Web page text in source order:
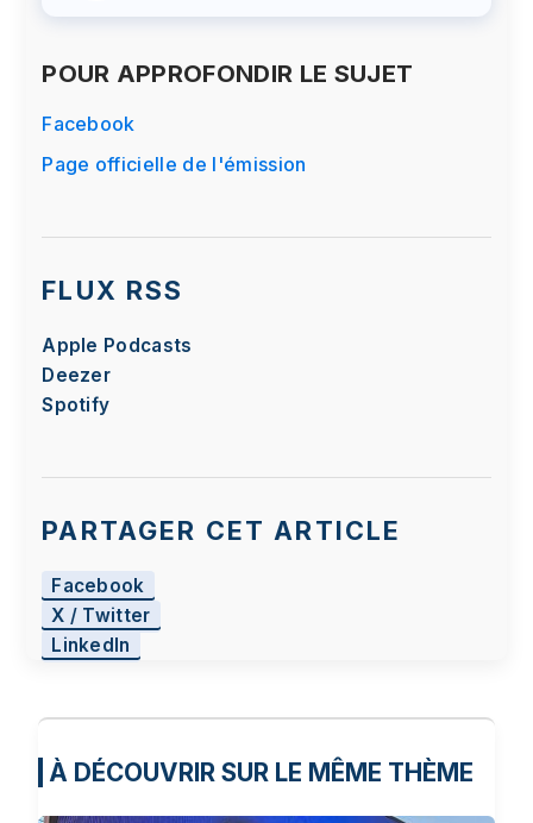
POUR APPROFONDIR LE SUJET
Facebook
Page officielle de l'émission
FLUX RSS
Apple Podcasts
Deezer
Spotify
PARTAGER CET ARTICLE
Facebook
X / Twitter
LinkedIn
À DÉCOUVRIR SUR LE MÊME THÈME